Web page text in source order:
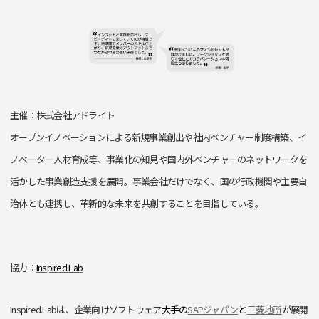
主催：株式会社アドライト
オープンイノベーションによる新規事業創出や社内ベンチャー制度構築、イ
ノベーター人材育成等、事業化の知見や国内外ベンチャーのネットワークを
活かした事業創造支援を展開。事業会社だけでなく、国の行政機関や主要自
治体とも連携し、革新的な未来を共創することを目指している。
協力： Inspired.Lab
Inspired.Labは、企業向けソフトウェア大手のSAPジャパンと三菱地所が展開